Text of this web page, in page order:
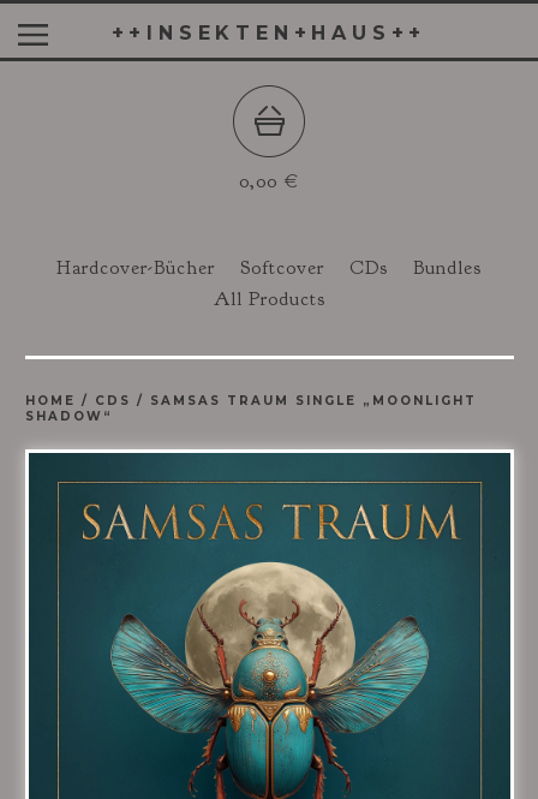
++INSEKTEN+HAUS++
0,00 €
Hardcover-Bücher Softcover CDs
Bundles
All Products
HOME / CDS /
SAMSAS TRAUM SINGLE „MOONLIGHT
SHADOW“